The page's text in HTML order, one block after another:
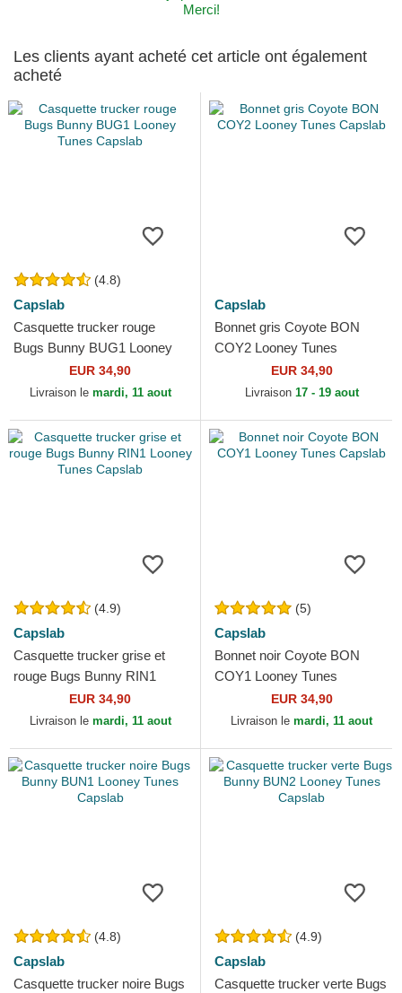
Merci!
Les clients ayant acheté cet article ont également
acheté
(4.8)
Capslab
Casquette trucker rouge
Bugs Bunny BUG1 Looney
Tunes CapslabEUR 34,90
Livraison le mardi, 11 aout
Capslab
Bonnet gris Coyote BON
COY2 Looney Tunes
EUR 34,90
Livraison 17 - 19 aout
(4.9)
Capslab
Casquette trucker grise et
rouge Bugs Bunny RIN1
Looney Tunes Capslab
EUR 34,90
Livraison le mardi, 11 aout
(5)
Capslab
Bonnet noir Coyote BON
COY1 Looney Tunes
EUR 34,90
Livraison le mardi, 11 aout
(4.8)
Capslab
Casquette trucker noire Bugs
(4.9)
Capslab
Casquette trucker verte Bugs